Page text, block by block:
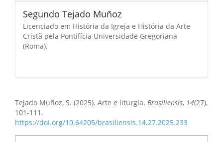
Segundo Tejado Muñoz
Licenciado em História da Igreja e História da Arte
Cristã pela Pontifícia Universidade Gregoriana
(Roma).
Tejado Muñoz, S. (2025). Arte e liturgia. Brasiliensis, 14(27),
101-111.
https://doi.org/10.64205/brasiliensis.14.27.2025.233